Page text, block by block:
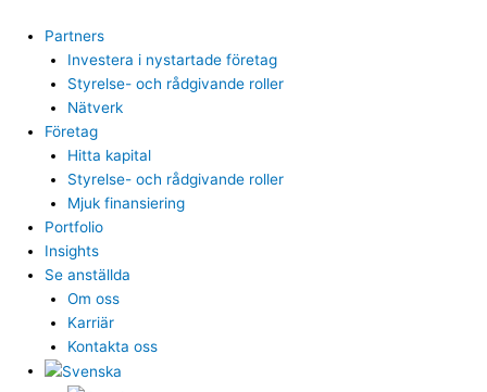
innehåll
Partners
Investera i nystartade företag
Styrelse- och rådgivande roller
Nätverk
Företag
Hitta kapital
Styrelse- och rådgivande roller
Mjuk finansiering
Portfolio
Insights
Se anställda
Om oss
Karriär
Kontakta oss